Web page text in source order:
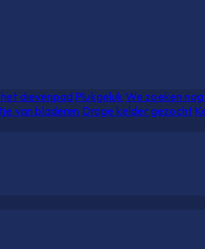
dievenpad Plukgeluk We zoeken
van bladeren Droge kelder gezocht